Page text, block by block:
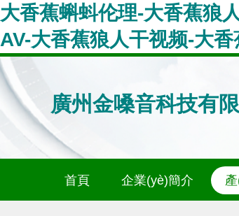
大香蕉蝌蚪伦理-大香蕉狼
AV-大香蕉狼人干视频-大
廣州金嗓音科技有
首頁 企業(yè)簡介